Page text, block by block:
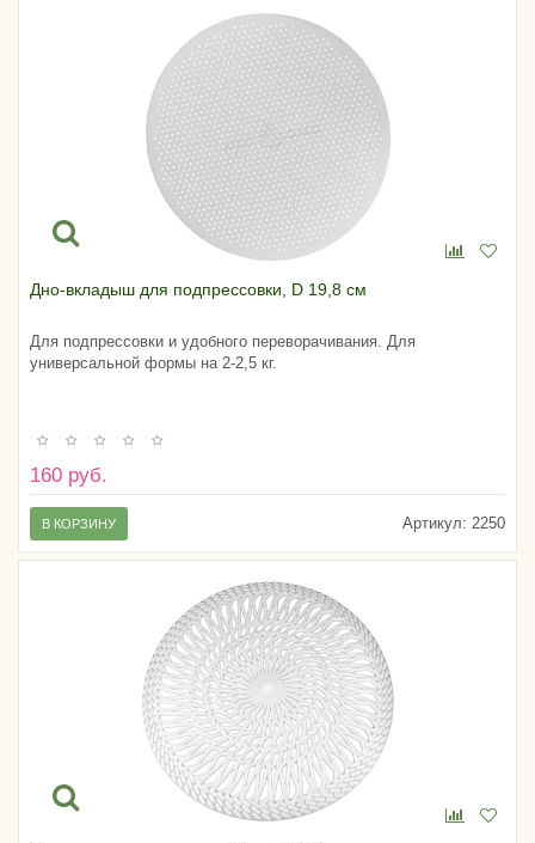
Дно-вкладыш для подпрессовки, D 19,8 см
Для подпрессовки и удобного переворачивания. Для
универсальной формы на 2-2,5 кг.
160 руб.
Артикул: 2250
В КОРЗИНУ